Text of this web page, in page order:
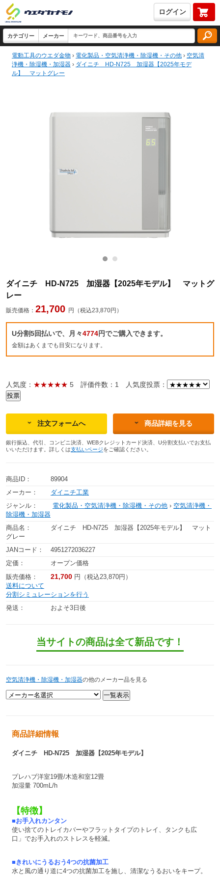
ログイン
電動工具のウエダ金物 › 電化製品・空気清浄機・除湿機・その他 › 空気清
浄機・除湿機・加湿器 › ダイニチ HD-N725 加湿器【2025年モデ
ル】 マットグレー
ダイニチ HD-N725 加湿器【2025年モデル】 マットグ
レー
販売価格： 21,700 円（税込23,870円）
U分割5回払いで、月々4774円でご購入できます。
金額はあくまでも目安になります。
人気度： ★★★★★ 5 評価件数：1 人気度投票：
注文フォームへ 商品詳細を見る
銀行振込、代引、コンビニ決済、WEBクレジットカード決済、U分割支払いでお支払
いいただけます。詳しくは支払いページをご確認ください。
商品ID：
89904
メーカー：
ダイニチ工業
ジャンル：
電化製品・空気清浄機・除湿機・その他 › 空気清浄機・
除湿機・加湿器
商品名：
ダイニチ HD-N725 加湿器【2025年モデル】 マット
グレー
JANコード：
4951272036227
定価：
オープン価格
販売価格：
21,700 円（税込23,870円）
送料について
分割シミュレーションを行う
発送：
およそ3日後
当サイトの商品は全て新品です！
空気清浄機・除湿機・加湿器の他のメーカー品を見る
商品詳細情報
ダイニチ HD-N725 加湿器【2025年モデル】
プレハブ洋室19畳/木造和室12畳
加湿量 700mL/h
【特徴】
■お手入れカンタン
使い捨てのトレイカバーやフラットタイプのトレイ、タンクも広
口」でお手入れのストレスを軽減。
■きれいにうるおう4つの抗菌加工
水と風の通り道に4つの抗菌加工を施し、清潔なうるおいをキープ。